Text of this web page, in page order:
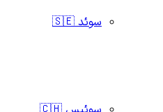
سوئد 🇸🇪